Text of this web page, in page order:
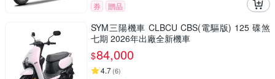
券 贈品
SYM三陽機車 CLBCU CBS(電驅版) 125 碟煞
七期 2026年出廠全新機車
$84,000
4.7(6)